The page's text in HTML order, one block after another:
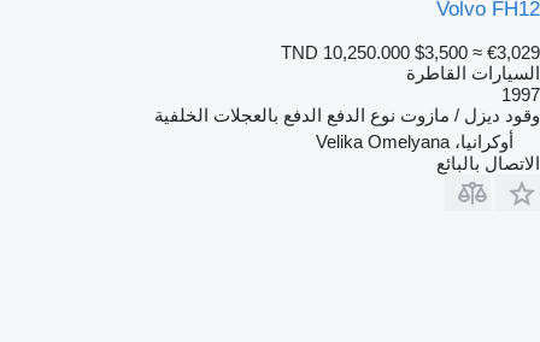
Volvo FH12
TND 10,250.000 $3,500 ≈ €3,029
السيارات القاطرة
1997
وقود ديزل / مازوت نوع الدفع الدفع بالعجلات الخلفية
أوكرانيا، Velika Omelyana
الاتصال بالبائع